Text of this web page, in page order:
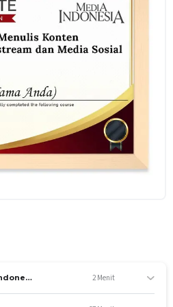
peserta juga dapat
tambahan dari tulisan-
populer
– prinsip dan gaya bahasa
pelajar, dan masyarakat umum
di berbagai media seperti
tulisan yang baik
Belajar Menulis by Media Indonesia 2 Menit